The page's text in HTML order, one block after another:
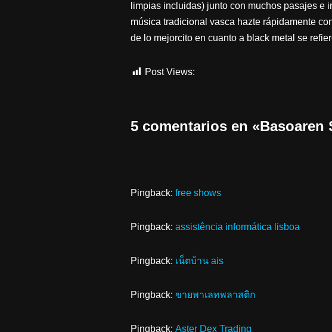
limpias incluidas) junto con muchos pasajes e
música tradicional vasca hazte rápidamente
de lo mejorcito en cuanto a black metal se
Post Views:
5 comentarios en «Basoaren
Pingback: free shows
Pingback: assistência informática lisboa
Pingback: เน็ตบ้าน ais
Pingback: ขายพาเลทพลาสติก
Pingback: Aster Dex Trading